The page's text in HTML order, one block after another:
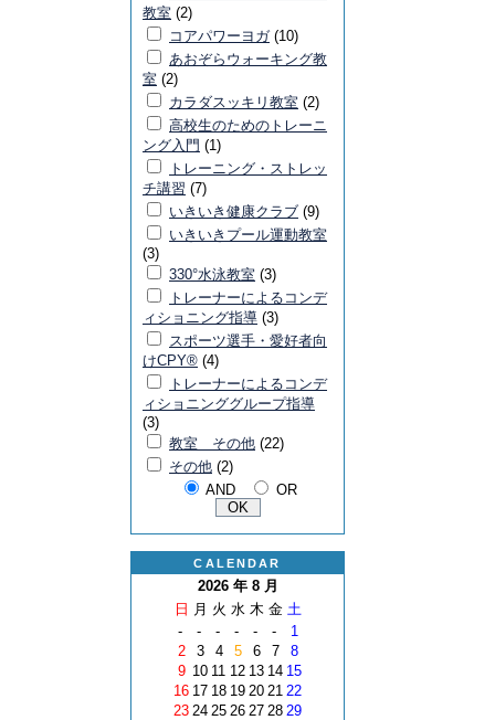
教室 (2)
コアパワーヨガ(10)
あおぞらウォーキング教
室 (2)
カラダスッキリ教室 (2)
高校生のためのトレーニ
ング入門 (1)
トレーニング・ストレッ
チ講習 (7)
いきいき健康クラブ (9)
いきいきプール運動教室
(3)
330°水泳教室 (3)
トレーナーによるコンデ
ィショニング指導 (3)
スポーツ選手・愛好者向
けCPY® (4)
トレーナーによるコンデ
ィショニンググループ指導
(3)
教室 その他 (22)
その他 (2)
AND
OR
CALENDAR
2026 年 8 月
日 月 火 水 木 金 土
-
- - - - -
1
2
3 4 5 6 7
8
9 10 11 12 13 14 15
16 17 18 19 20 21 22
23 24 25 26 27 28 29